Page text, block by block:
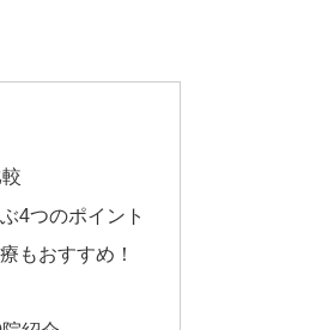
4つのポイント
もおすすめ！